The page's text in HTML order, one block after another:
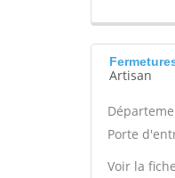
Artisan
Porte
Voir la